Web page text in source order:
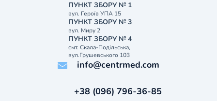
ПУНКТ ЗБОРУ № 1
вул. Героїв УПА 15
ПУНКТ ЗБОРУ № 3
вул. Миру 2
ПУНКТ ЗБОРУ № 4
смт. Скала-Подільська,
вул.Грушевського 103
info@centrmed.com
+38 (096) 796-36-85